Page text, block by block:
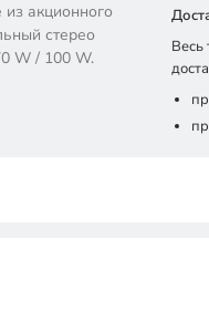
акционного
стерео
W / 100 W.